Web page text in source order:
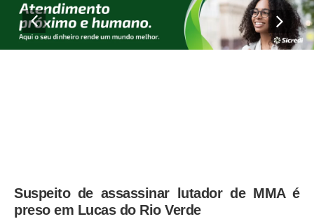
Suspeito de assassinar lutador de MMA é
preso em Lucas do Rio Verde